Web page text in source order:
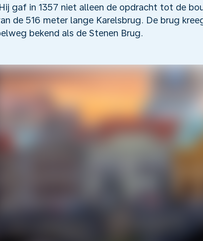
gaf in 1357 niet alleen de opdracht tot de
de 516 meter lange Karelsbrug. De brug
bekend als de Stenen Brug.